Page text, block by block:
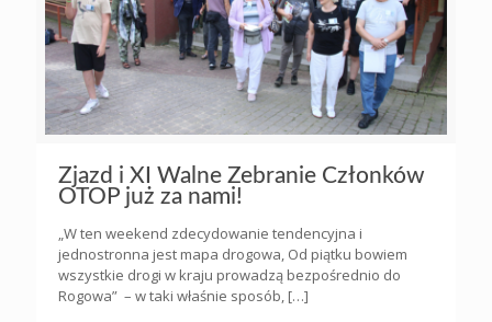
Zjazd i XI Walne Zebranie Członków
OTOP już za nami!
„W ten weekend zdecydowanie tendencyjna i
jednostronna jest mapa drogowa, Od piątku bowiem
wszystkie drogi w kraju prowadzą bezpośrednio do
Rogowa” – w taki właśnie sposób, […]